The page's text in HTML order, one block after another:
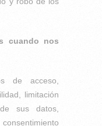
cuando nos
de acceso,
limitación
sus datos,